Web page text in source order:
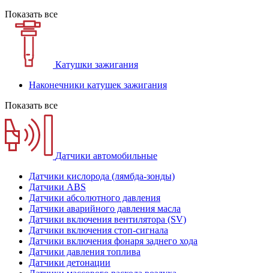
Показать все
Катушки зажигания
Наконечники катушек зажигания
Показать все
Датчики автомобильные
Датчики кислорода (лямбда-зонды)
Датчики ABS
Датчики абсолютного давления
Датчики аварийного давления масла
Датчики включения вентилятора (SV)
Датчики включения стоп-сигнала
Датчики включения фонаря заднего хода
Датчики давления топлива
Датчики детонации